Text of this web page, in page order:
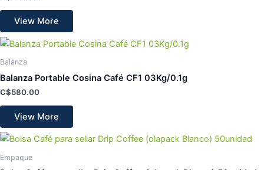
View More
Balanza
Balanza Portable Cosina Café CF1 03Kg/0.1g
C$580.00
View More
Empaque